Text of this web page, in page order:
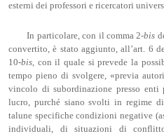
esterni dei professori e ricercatori
In particolare, con il comma 2-bis
convertito, è stato aggiunto, all’art. 6
10-bis, con il quale si prevede la
tempo pieno di svolgere, «previa
vincolo di subordinazione presso
lucro, purché siano svolti in regime di
talune specifiche condizioni negative
individuali, di situazioni di